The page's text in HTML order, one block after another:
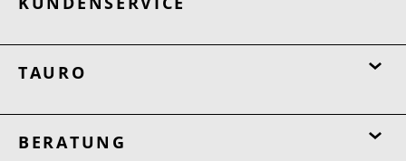
TAURO
BERATUNG